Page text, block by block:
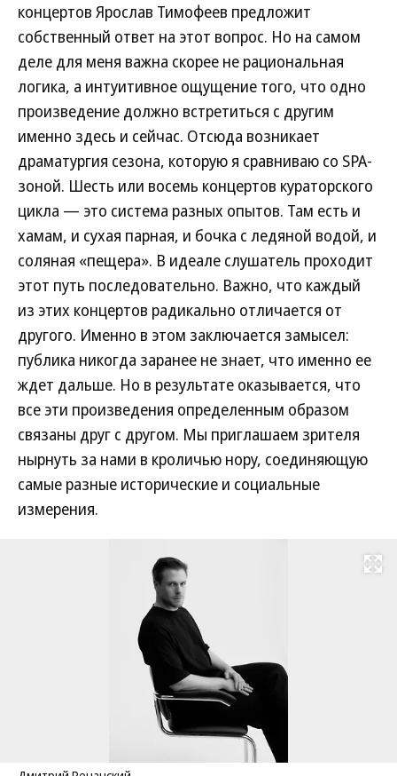
концертов Ярослав Тимофеев предложит
собственный ответ на этот вопрос. Но на самом
деле для меня важна скорее не рациональная
логика, а интуитивное ощущение того, что одно
произведение должно встретиться с другим
именно здесь и сейчас. Отсюда возникает
драматургия сезона, которую я сравниваю со SPA-
зоной. Шесть или восемь концертов кураторского
цикла — это система разных опытов. Там есть и
хамам, и сухая парная, и бочка с ледяной водой, и
соляная «пещера». В идеале слушатель проходит
этот путь последовательно. Важно, что каждый
из этих концертов радикально отличается от
другого. Именно в этом заключается замысел:
публика никогда заранее не знает, что именно ее
ждет дальше. Но в результате оказывается, что
все эти произведения определенным образом
связаны друг с другом. Мы приглашаем зрителя
нырнуть за нами в кроличью нору, соединяющую
самые разные исторические и социальные
измерения.
Развернуть